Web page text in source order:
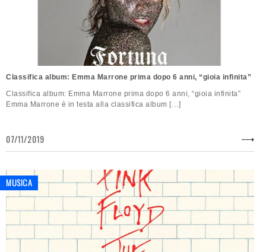
Classifica album: Emma Marrone prima dopo 6 anni, “gioia infinita”
Classifica album: Emma Marrone prima dopo 6 anni, “gioia infinita”
Emma Marrone è in testa alla classifica album […]
07/11/2019
MUSICA